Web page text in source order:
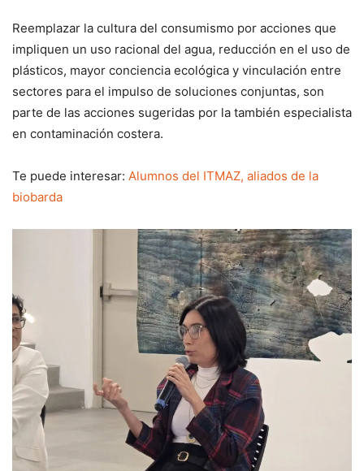
Reemplazar la cultura del consumismo por acciones que
impliquen un uso racional del agua, reducción en el uso de
plásticos, mayor conciencia ecológica y vinculación entre
sectores para el impulso de soluciones conjuntas, son
parte de las acciones sugeridas por la también especialista
en contaminación costera.
Te puede interesar: Alumnos del ITMAZ, aliados de la
biobarda